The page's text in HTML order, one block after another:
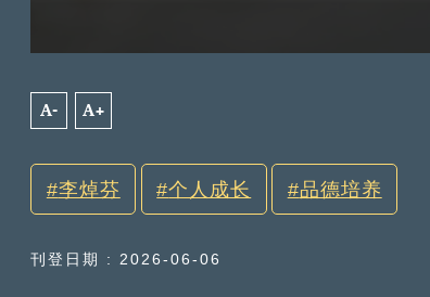
A- A+
李焯芬 个人成长 品德培养
刊登日期 : 2026-06-06